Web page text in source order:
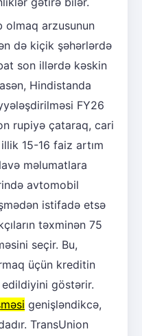
olmaq arzusunun
də kiçik şəhərlərdə
son illərdə kəskin
Hindistanda
FY26
rupiyə çataraq, cari
15-16 faiz artım
məlumatlara
avtomobil
istifadə etsə
təxminən 75
seçir. Bu,
üçün kreditin
göstərir.
genişləndikcə,
TransUnion